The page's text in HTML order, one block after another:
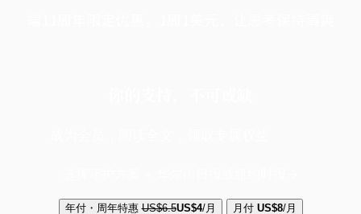
年付・周年特惠 US$6.5US$4/月 月付 US$8/月